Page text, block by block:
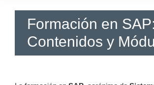
Formación en SAP:
Contenidos y